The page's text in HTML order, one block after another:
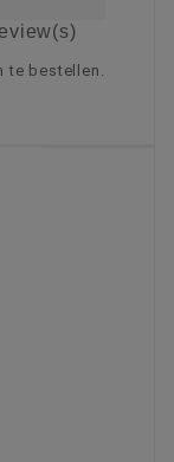
te bestellen.